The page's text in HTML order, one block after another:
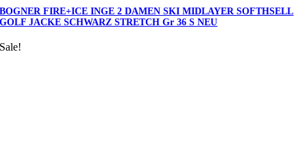
BOGNER FIRE+ICE INGE 2 DAMEN SKI MIDLAYER SOFTHSELL
GOLF JACKE SCHWARZ STRETCH Gr 36 S NEU
Sale!